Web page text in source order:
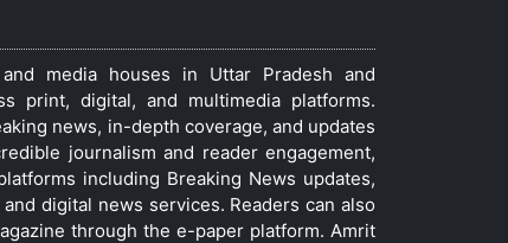
media houses in Uttar Pradesh and
print, digital, and multimedia platforms.
news, in-depth coverage, and updates
journalism and reader engagement,
including Breaking News updates,
digital news services. Readers can also
through the e-paper platform. Amrit